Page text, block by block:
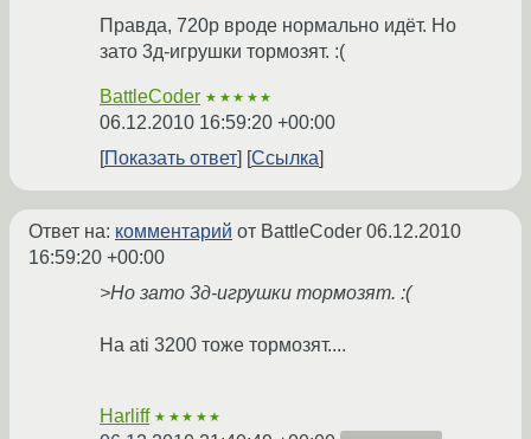
Правда, 720р вроде нормально идёт. Но
зато 3д-игрушки тормозят. :(
BattleCoder ★★★★★
06.12.2010 16:59:20 +00:00
Показать ответ
Ссылка
Ответ на: комментарий от BattleCoder 06.12.2010
16:59:20 +00:00
>Но зато 3д-игрушки тормозят. :(
На ati 3200 тоже тормозят....
Harliff ★★★★★